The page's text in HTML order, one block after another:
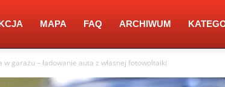
MAPA FAQ ARCHIWUM
w garażu – ładowanie auta z własnej fotowoltaiki